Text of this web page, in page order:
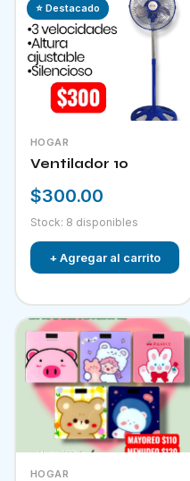
⭐ Destacado
HOGAR
Ventilador 10
$300.00
Stock: 8 disponibles
+ Agregar al carrito
HOGAR